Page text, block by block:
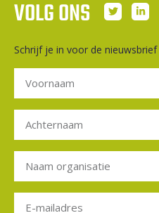
VOLG ONS
Schrijf je in voor de nieuwsbrief